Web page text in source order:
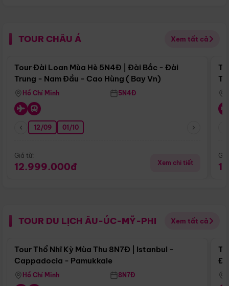
TOUR CHÂU Á Xem tất cả
Điểm nổi bật
Tour Đài Loan Mùa Hè 5N4Đ | Đài Bắc - Đài
Trung - Nam Đầu - Cao Hùng ( Bay Vn)
Hồ Chí Minh 5N4Đ
12/09 01/10
Giá từ:
12.999.000đ Xem chi tiết
TOUR DU LỊCH ÂU-ÚC-MỸ-PHI Xem tất cả
Điểm nổi bật
Tour Thổ Nhĩ Kỳ Mùa Thu 8N7Đ | Istanbul -
Cappadocia - Pamukkale
Hồ Chí Minh 8N7Đ